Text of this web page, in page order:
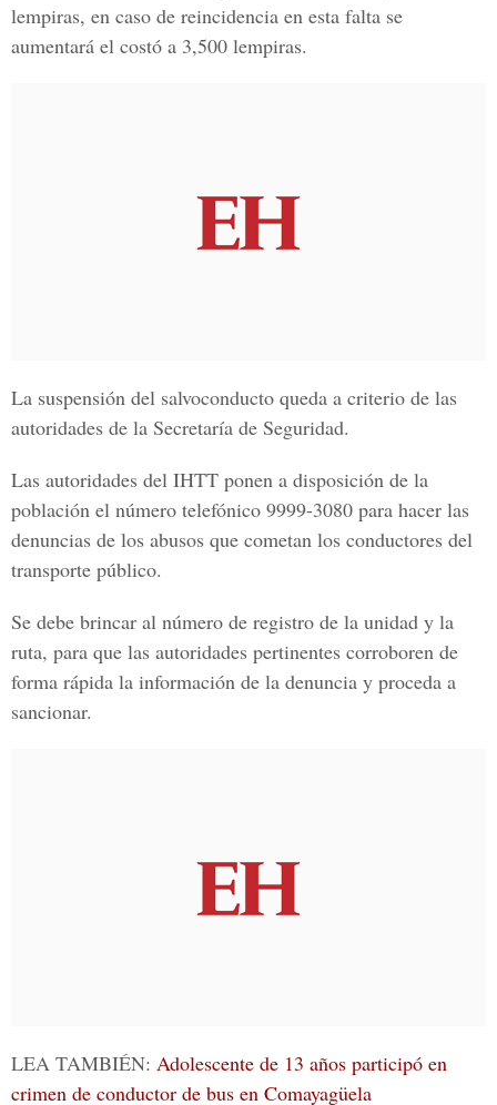
lempiras, en caso de reincidencia en esta falta se
aumentará el costó a 3,500 lempiras.
La suspensión del salvoconducto queda a criterio de las
autoridades de la Secretaría de Seguridad.
Las autoridades del IHTT ponen a disposición de la
población el número telefónico 9999-3080 para hacer las
denuncias de los abusos que cometan los conductores del
transporte público.
Se debe brincar al número de registro de la unidad y la
ruta, para que las autoridades pertinentes corroboren de
forma rápida la información de la denuncia y proceda a
sancionar.
LEA TAMBIÉN: Adolescente de 13 años participó en
crimen de conductor de bus en Comayagüela